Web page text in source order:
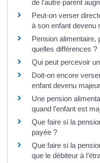
de l’autre parent
Peut-on verser
à son enfant devenu
Pension alimentaire,
quelles différences ?
Qui peut percevoir
Doit-on encore
enfant devenu
Une pension
quand l’enfant est
Que faire si la
payée ?
Que faire si la
que le débiteur à